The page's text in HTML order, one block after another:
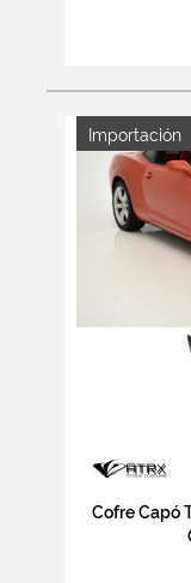
Importación
Cofre Capó